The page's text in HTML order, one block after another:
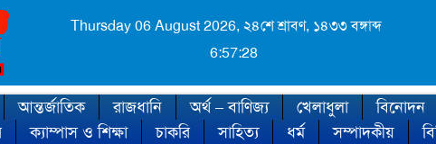
Thursday 06 August 2026, ২৪শে শ্রাবণ, ১৪৩৩ বঙ্গাব্দ
6:57:29
আন্তর্জাতিক রাজধানি অর্থ – বাণিজ্য খেলাধুলা বিনোদন
ক্যাম্পাস ও শিক্ষা চাকরি সাহিত্য ধর্ম সম্পাদকীয়